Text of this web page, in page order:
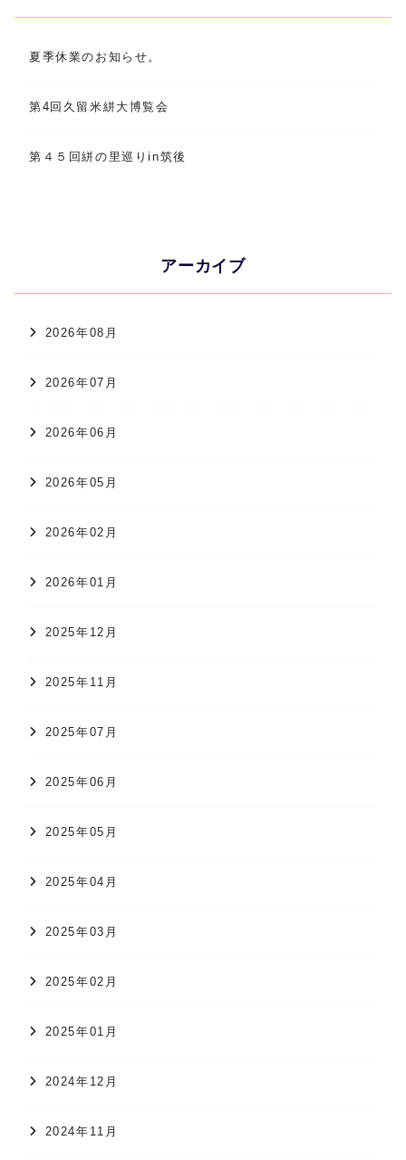
夏季休業のお知らせ。
第4回久留米絣大博覧会
第４５回絣の里巡りin筑後
アーカイブ
2026年08月
2026年07月
2026年06月
2026年05月
2026年02月
2026年01月
2025年12月
2025年11月
2025年07月
2025年06月
2025年05月
2025年04月
2025年03月
2025年02月
2025年01月
2024年12月
2024年11月